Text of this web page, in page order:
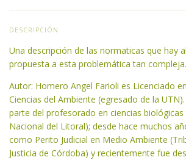
DESCRIPCIÓN
Una descripción de las normaticas que hay
propuesta a esta problemática tan compleja.
Autor: Homero Angel Farioli es Licenciado
Ciencias del Ambiente (egresado de la
parte del profesorado en ciencias biológicas
Nacional del Litoral); desde hace muchos
como Perito Judicial en Medio Ambiente
Justicia de Córdoba) y recientemente fue